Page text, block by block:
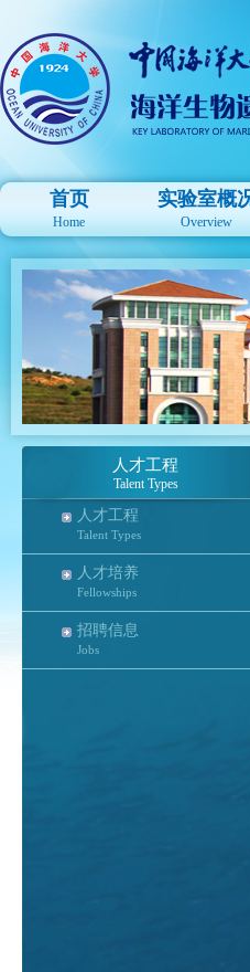
首页
Home
实验室概
Overview
人才工程
Talent Types
人才工程
Talent Types
人才培养
Fellowships
招聘信息
Jobs